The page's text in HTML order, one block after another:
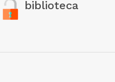
biblioteca